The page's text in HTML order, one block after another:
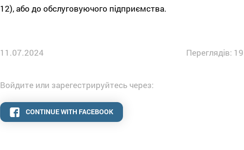
12), або до обслуговуючого підприємства.
11.07.2024 Переглядів:
Войдите или зарегестрируйтесь через:
CONTINUE WITH FACEBOOK